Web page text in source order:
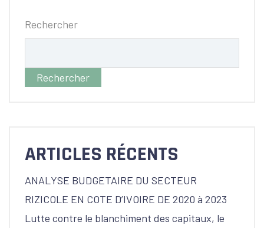
Rechercher
Rechercher
ARTICLES RÉCENTS
ANALYSE BUDGETAIRE DU SECTEUR
RIZICOLE EN COTE D’IVOIRE DE 2020 à 2023
Lutte contre le blanchiment des capitaux, le